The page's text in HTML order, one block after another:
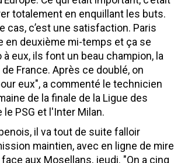
totalement en enquillant les buts.
cas, c’est une satisfaction. Paris
en deuxième mi-temps et ça se
à eux, ils font un beau champion, la
France. Après ce doublé, on
eux", a commenté le technicien
de la finale de la Ligue des
le PSG et l'Inter Milan.
il va tout de suite falloir
maintien, avec en ligne de mire
aux Mosellans, jeudi. "On a cinq
bug